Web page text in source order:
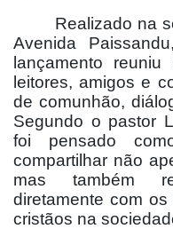
Realizado na
Avenida
lançamento reuniu
leitores, amigos e
de comunhão,
Segundo o pastor
foi pensado
compartilhar não
mas também
diretamente com
cristãos na